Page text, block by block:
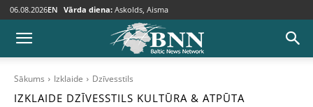
06.08.2026EN Vārda diena: Askolds, Aisma
Sākums Izklaide Dzīvesstils
IZKLAIDE DZĪVESSTILS KULTŪRA & ATPŪTA